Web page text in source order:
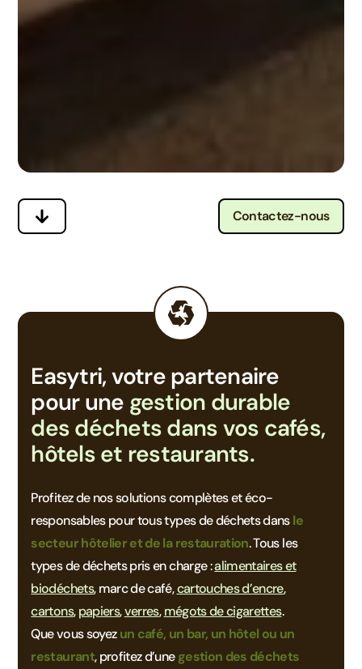
Contactez-nous
Easytri, votre partenaire
pour une gestion durable
des déchets dans vos cafés,
hôtels et restaurants.
Profitez de nos solutions complètes et éco-
responsables pour tous types de déchets dansle
secteur hôtelier et de la restauration. Tous les
types de déchets pris en charge :alimentaires et
biodéchets, marc de café,cartouches d’encre,
cartons,papiers,verres,mégots de cigarettes.
Que vous soyezun café, un bar, un hôtel ou un
restaurant, profitez d’unegestion des déchets